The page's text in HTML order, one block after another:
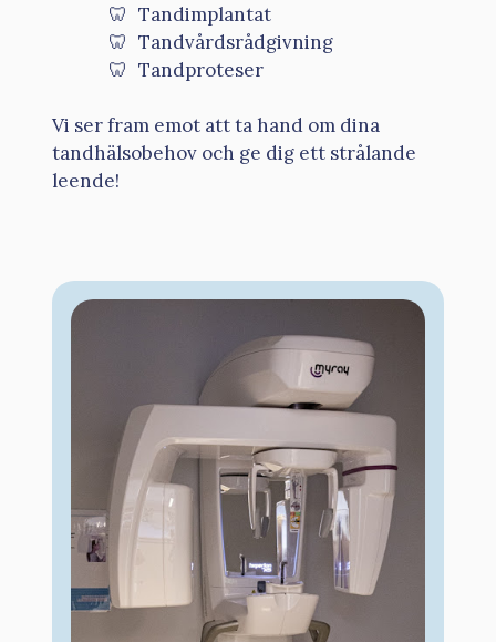
Tandimplantat
Tandvårdsrådgivning
Tandproteser
Vi ser fram emot att ta hand om dina
tandhälsobehov och ge dig ett strålande
leende!